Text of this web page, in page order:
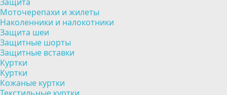
Моточерепахи и жилеты
Наколенники и налокотники
Защита шеи
Защитные шорты
Защитные вставки
Куртки
Куртки
Кожаные куртки